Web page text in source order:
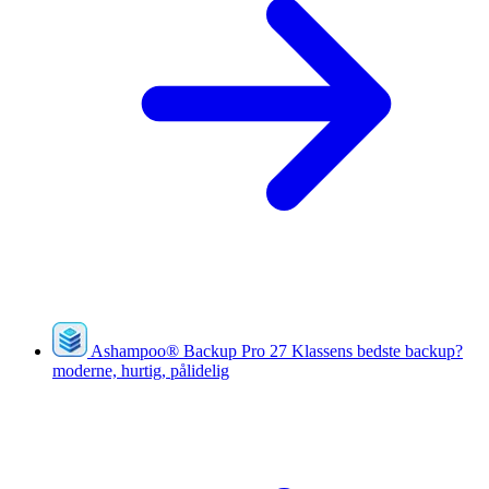
Ashampoo® Backup Pro 27 Klassens bedste backup?
moderne, hurtig, pålidelig